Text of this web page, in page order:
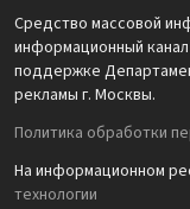
Средство массовой
информационный
поддержке
рекламы г. Москвы.
Политика обработки
На информационном
технологии